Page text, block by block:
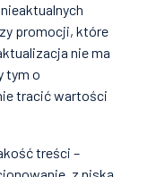
promocji, które
nie ma
tym o
tracić wartości
treści –